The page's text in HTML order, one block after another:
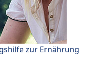
zur Ernährung